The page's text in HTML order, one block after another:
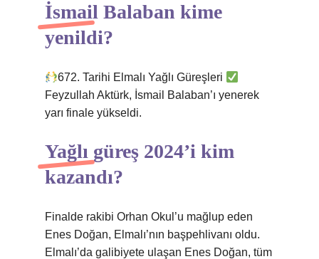
İsmail Balaban kime
yenildi?
672. Tarihi Elmalı Yağlı Güreşleri
Feyzullah Aktürk, İsmail Balaban’ı yenerek
yarı finale yükseldi.
Yağlı güreş 2024’i kim
kazandı?
Finalde rakibi Orhan Okul’u mağlup eden
Enes Doğan, Elmalı’nın başpehlivanı oldu.
Elmalı’da galibiyete ulaşan Enes Doğan, tüm